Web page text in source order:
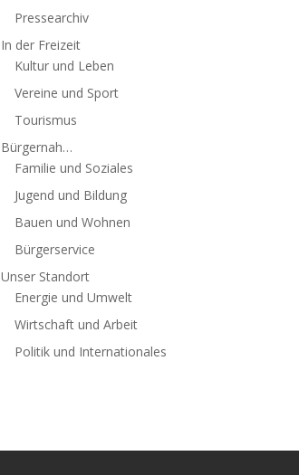
Pressearchiv
In der Freizeit
Kultur und Leben
Vereine und Sport
Tourismus
Bürgernah…
Familie und Soziales
Jugend und Bildung
Bauen und Wohnen
Bürgerservice
Unser Standort
Energie und Umwelt
Wirtschaft und Arbeit
Politik und Internationales